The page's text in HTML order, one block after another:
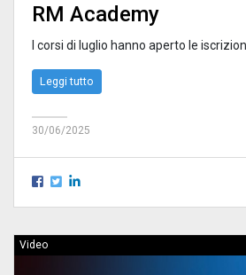
RM Academy
I corsi di luglio hanno aperto le
Leggi tutto
30/06/2025
Video